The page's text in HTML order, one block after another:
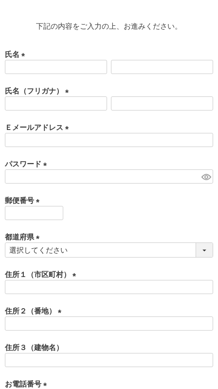
下記の内容をご入力の上、お進みください。
氏名
須
氏名（フリガナ）
須
Ｅメールアドレス
パスワード
郵便番号
須
)
都道府県
(
須
)
住所１（市区町村）
住所２（番地）
須
住所３（建物名）
お電話番号